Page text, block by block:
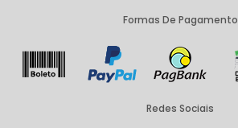
Formas De Pagamento
Redes Sociais